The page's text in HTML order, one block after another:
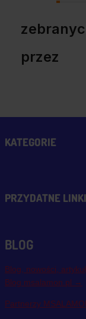
przez
KATEGORIE
PRZYDATNE LINKI
BLOG
Blog, nowości,
Blog msalamon.pl →
Partnerzy